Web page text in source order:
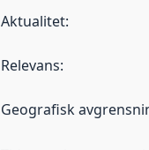
Aktualitet:
Relevans:
Geografisk